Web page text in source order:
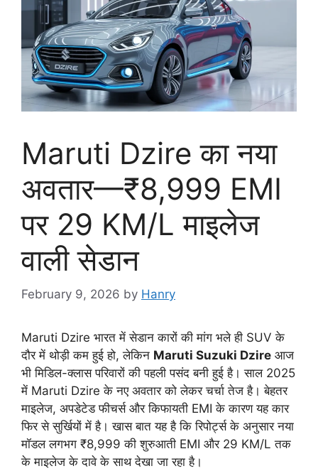
Maruti Dzire का नया
अवतार—₹8,999 EMI
पर 29 KM/L माइलेज
वाली सेडान
February 9, 2026 by Hanry
Maruti Dzire भारत में सेडान कारों की मांग भले ही SUV के
दौर में थोड़ी कम हुई हो, लेकिन Maruti Suzuki Dzire आज
भी मिडिल-क्लास परिवारों की पहली पसंद बनी हुई है। साल 2025
में Maruti Dzire के नए अवतार को लेकर चर्चा तेज है। बेहतर
माइलेज, अपडेटेड फीचर्स और किफायती EMI के कारण यह कार
फिर से सुर्खियों में है। खास बात यह है कि रिपोर्ट्स के अनुसार नया
मॉडल लगभग ₹8,999 की शुरुआती EMI और 29 KM/L तक
के माइलेज के दावे के साथ देखा जा रहा है।